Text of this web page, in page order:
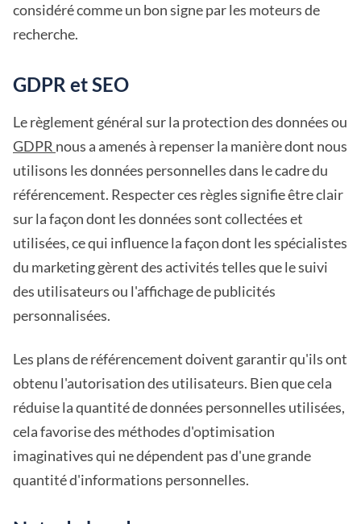
considéré comme un bon signe par les moteurs de
recherche.
GDPR et SEO
Le règlement général sur la protection des données ou
GDPR nous a amenés à repenser la manière dont nous
utilisons les données personnelles dans le cadre du
référencement. Respecter ces règles signifie être clair
sur la façon dont les données sont collectées et
utilisées, ce qui influence la façon dont les spécialistes
du marketing gèrent des activités telles que le suivi
des utilisateurs ou l'affichage de publicités
personnalisées.
Les plans de référencement doivent garantir qu'ils ont
obtenu l'autorisation des utilisateurs. Bien que cela
réduise la quantité de données personnelles utilisées,
cela favorise des méthodes d'optimisation
imaginatives qui ne dépendent pas d'une grande
quantité d'informations personnelles.